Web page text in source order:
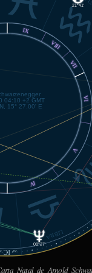
24°
IC
LIBRA
IV
V
VI
VII
VIII
IX
08°27'
21°41'
04:10 +2 GMT
15° 27.00' E
Natal de Arnold